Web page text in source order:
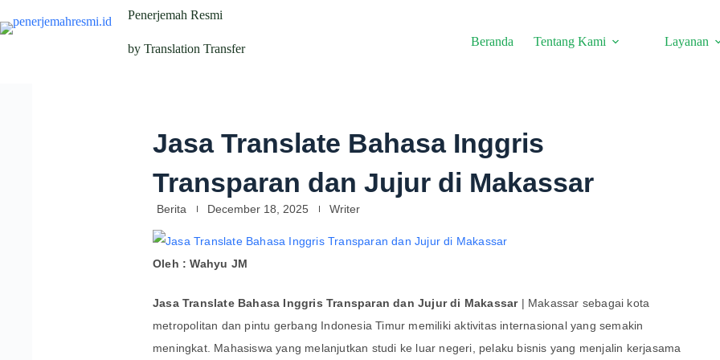
Penerjemah Resmi
by Translation Transfer
Beranda Tentang Kami Layanan
Jasa Translate Bahasa Inggris
Transparan dan Jujur di Makassar
Berita December 18, 2025 Writer
Oleh : Wahyu JM
Jasa Translate Bahasa Inggris Transparan dan Jujur di Makassar| Makassar sebagai kota
metropolitan dan pintu gerbang Indonesia Timur memiliki aktivitas internasional yang semakin
meningkat. Mahasiswa yang melanjutkan studi ke luar negeri, pelaku bisnis yang menjalin kerjasama